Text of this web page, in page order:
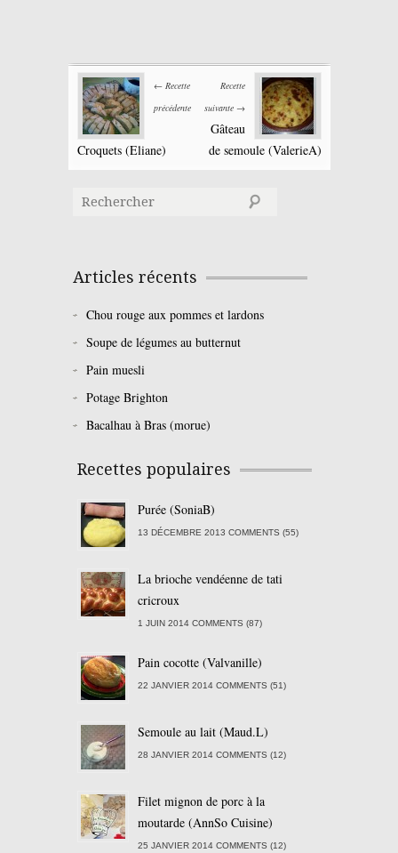
← Recette
précédente
Croquets (Eliane)
Recette
suivante →
Gâteau
de semoule (ValerieA)
Articles récents
Chou rouge aux pommes et lardons
Soupe de légumes au butternut
Pain muesli
Potage Brighton
Bacalhau à Bras (morue)
Recettes populaires
Purée (SoniaB)
13 DÉCEMBRE 2013 COMMENTS (55)
La brioche vendéenne de tati
cricroux
1 JUIN 2014 COMMENTS (87)
Pain cocotte (Valvanille)
22 JANVIER 2014 COMMENTS (51)
Semoule au lait (Maud.L)
28 JANVIER 2014 COMMENTS (12)
Filet mignon de porc à la
moutarde (AnnSo Cuisine)
25 JANVIER 2014 COMMENTS (12)